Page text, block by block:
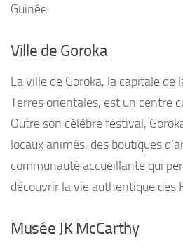
Guinée.
Ville de Goroka
La ville de Goroka, la capitale de
Terres orientales, est un centre
Outre son célèbre festival,
locaux animés, des boutiques
communauté accueillante qui
découvrir la vie authentique des
Musée JK McCarthy